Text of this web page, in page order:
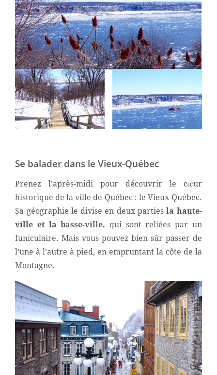
Se balader dans le Vieux-Québec
Prenez l’après-midi pour découvrir le cœur
historique de la ville de Québec : le Vieux-Québec.
Sa géographie le divise en deux parties la haute-
ville et la basse-ville, qui sont reliées par un
funiculaire. Mais vous pouvez bien sûr passer de
l’une à l’autre à pied, en empruntant la côte de la
Montagne.